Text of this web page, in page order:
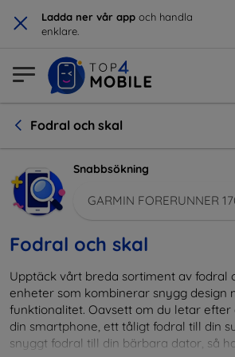
× Ladda ner vår app och handla
enklare.
Fodral och skal
Snabbsökning
GARMIN FORERUNNER
Fodral och skal
Upptäck vårt breda sortiment av fodral
enheter som kombinerar snygg design
funktionalitet. Oavsett om du letar
din smartphone, ett tåligt fodral till din
snyggt fodral till din bärbara dator, så